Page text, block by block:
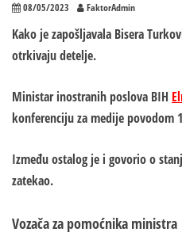
08/05/2023 FaktorAdmin
Kako je zapošljavala Bisera
otrkivaju detelje.
Ministar inostranih poslova BIH
konferenciju za medije povodom
Između ostalog je i govorio o
zatekao.
Vozača za pomoćnika ministra